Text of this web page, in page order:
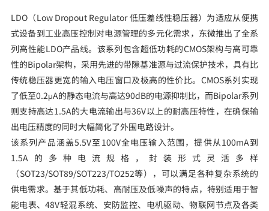
LDO（Low Dropout Regulator 低压差线性稳压器）为适应从便携
式设备到工业高压控制对电源管理的多元化需求，东微推出了全系
列高性能LDO产品线。该系列包含超低功耗的CMOS架构与高可靠
性的Bipolar架构，采用先进的带隙基准源与过流保护技术，具有比
传统稳压器更宽的输入电压窗口及极高的性价比。CMOS系列实现
了低至0.2μA的静态电流与高达90dB的电源抑制比，而Bipolar系列
则支持高达1.5A的大电流输出与36V以上的耐高压特性，在确保输
出电压精度的同时大幅简化了外围电路设计。
该系列产品涵盖5.5V至100V全电压输入范围，提供从100mA到
1.5A的多种电流规格，封装形式灵活多样
（SOT23/SOT89/SOT223/TO252等），可以满足各种复杂系统的
供电需求。基于其低功耗、高耐压及低噪声的特点，特别适用于智
能电表、48V轻混系统、安防监控、电机驱动、物联网节点及各类